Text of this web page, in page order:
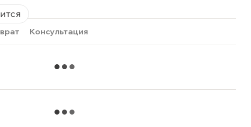
Консультация